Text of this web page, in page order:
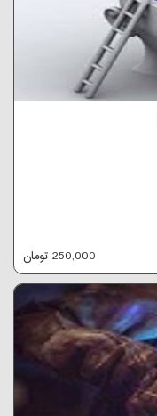
250,000 تومان